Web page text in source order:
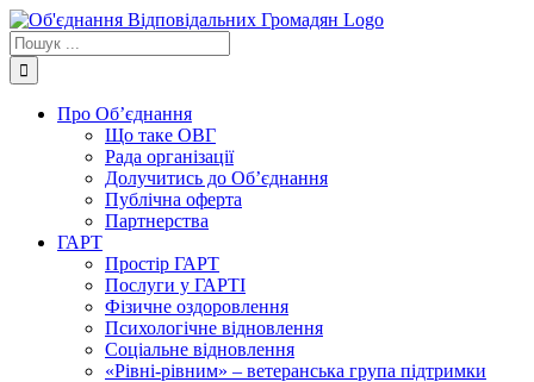
Skip
to
content
Пошук
...
Про Об’єднання
Що таке ОВГ
Рада організації
Долучитись до Об’єднання
Публічна оферта
Партнерства
ГАРТ
Простір ГАРТ
Послуги у ГАРТІ
Фізичне оздоровлення
Психологічне відновлення
Соціальне відновлення
«Рівні-рівним» – ветеранська група підтримки